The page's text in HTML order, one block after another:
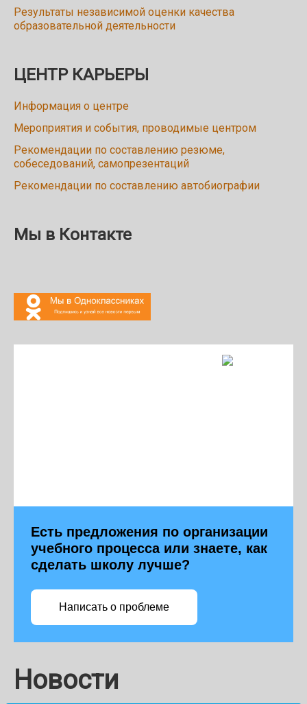
Результаты независимой оценки качества
образовательной деятельности
ЦЕНТР КАРЬЕРЫ
Информация о центре
Мероприятия и события, проводимые центром
Рекомендации по составлению резюме,
собеседований, самопрезентаций
Рекомендации по составлению автобиографии
Мы в Контакте
Есть предложения по организации
учебного процесса или знаете, как
сделать школу лучше?
Написать о проблеме
Новости